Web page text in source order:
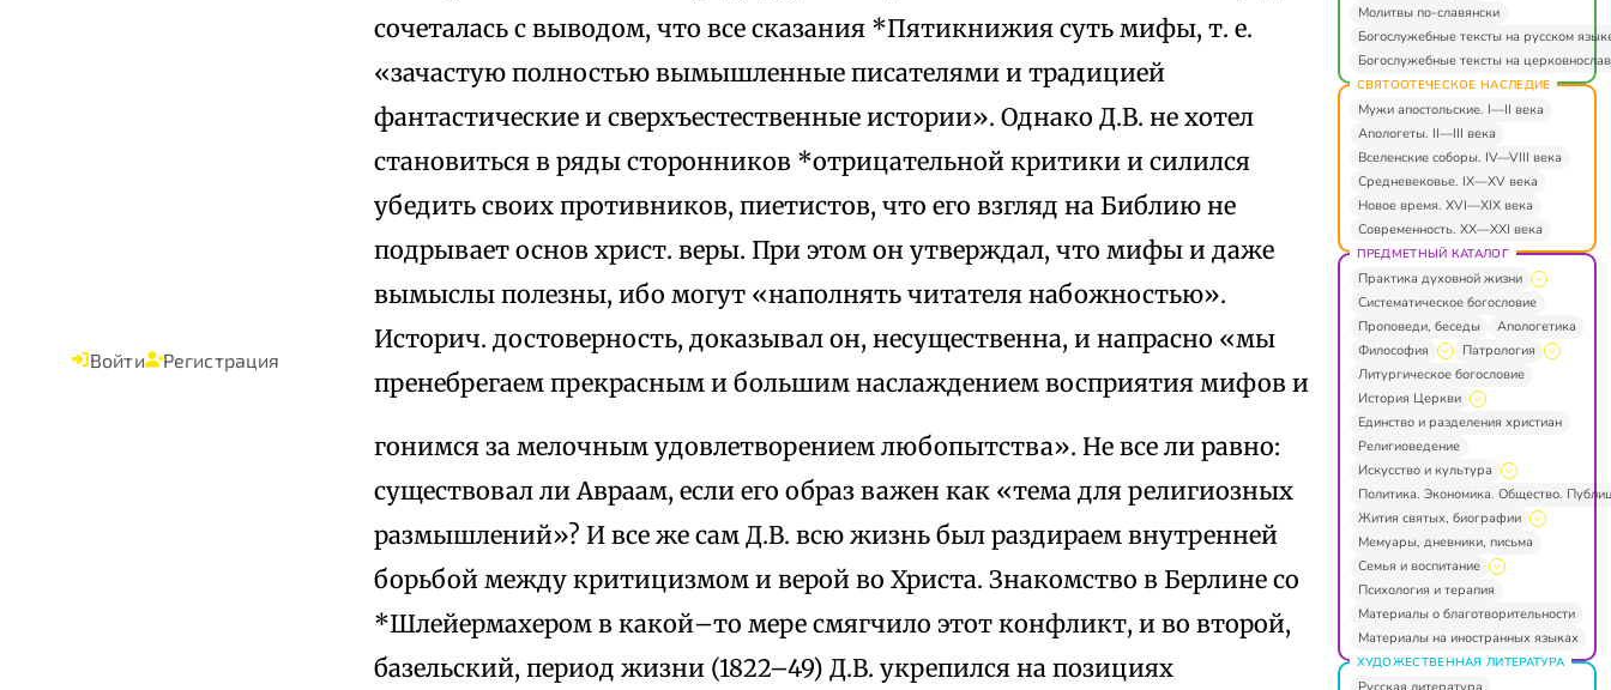
Войти Регистрация
сочеталась с выводом, что все сказания *Пятикнижия суть мифы, т. е.
«зачастую полностью вымышленные писателями и традицией
фантастические и сверхъестественные истории». Однако Д.В. не хотел
становиться в ряды сторонников *отрицательной критики и силился
убедить своих противников, пиетистов, что его взгляд на Библию не
подрывает основ христ. веры. При этом он утверждал, что мифы и даже
вымыслы полезны, ибо могут «наполнять читателя набожностью».
Историч. достоверность, доказывал он, несущественна, и напрасно «мы
пренебрегаем прекрасным и большим наслаждением восприятия мифов и
гонимся за мелочным удовлетворением любопытства». Не все ли равно:
существовал ли Авраам, если его образ важен как «тема для религиозных
размышлений»? И все же сам Д.В. всю жизнь был раздираем внутренней
борьбой между критицизмом и верой во Христа. Знакомство в Берлине со
*Шлейермахером в какой–то мере смягчило этот конфликт, и во второй,
базельский, период жизни (1822–49) Д.В. укрепился на позициях
Молитвы по-славянски
Богослужебные тексты на русском
Богослужебные тексты на
СВЯТООТЕЧЕСКОЕ НАСЛЕДИЕ
Мужи апостольские. I—II века
Апологеты. II—III века
Вселенские соборы. IV—VIII века
Средневековье. IX—XV века
Новое время. XVI—XIX века
Современность. XX—XXI века
ПРЕДМЕТНЫЙ КАТАЛОГ
Практика духовной жизни
Систематическое богословие
Проповеди, беседы
Апологетика
Философия
Патрология
Литургическое богословие
История Церкви
Единство и разделения христиан
Религиоведение
Искусство и культура
Политика. Экономика. Общество.
Жития святых, биографии
Мемуары, дневники, письма
Семья и воспитание
Психология и терапия
Материалы о благотворительности
Материалы на иностранных языках
ХУДОЖЕСТВЕННАЯ ЛИТЕРАТУРА
Русская литература